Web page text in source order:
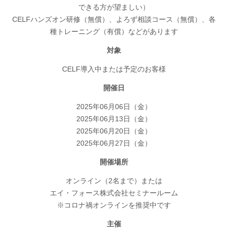
できる方が望ましい）
CELFハンズオン研修（無償）、よろず相談コース（無償）、各
種トレーニング（有償）などがあります
対象
CELF導入中または予定のお客様
開催日
2025年06月06日（金）
2025年06月13日（金）
2025年06月20日（金）
2025年06月27日（金）
開催場所
オンライン（2名まで）または
エイ・フォース株式会社セミナールーム
※コロナ禍オンラインを推奨中です
主催